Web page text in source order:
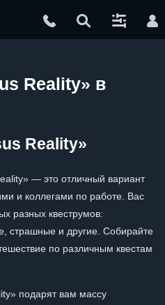
Reality» в
Reality»
— это отличный вариант
и коллегами по работе. Вас
разных квеструмов:
страшные и другие. Собирайте
по различным квестам
подарят вам массу